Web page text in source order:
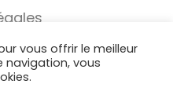
vous offrir le meilleur
navigation, vous